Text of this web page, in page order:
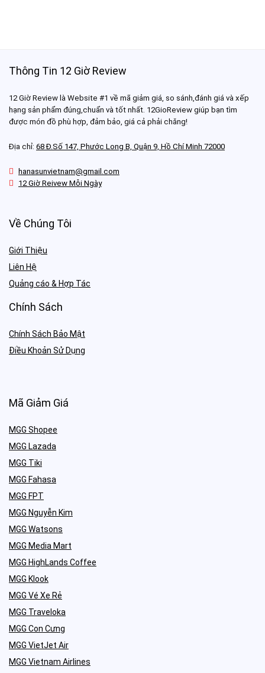
Thông Tin 12 Giờ Review
12 Giờ Review là Website #1 về mã giảm giá, so sánh,đánh giá và xếp
hạng sản phẩm đúng,chuẩn và tốt nhất. 12GioReview giúp bạn tìm
được món đồ phù hợp, đảm bảo, giá cả phải chăng!
Địa chỉ: 68 Đ.Số 147, Phước Long B, Quận 9, Hồ Chí Minh 72000
hanasunvietnam@gmail.com
12 Giờ Reivew Mỗi Ngày
Về Chúng Tôi
Giới Thiệu
Liên Hệ
Quảng cáo & Hợp Tác
Chính Sách
Chính Sách Bảo Mật
Điều Khoản Sử Dụng
Mã Giảm Giá
MGG Shopee
MGG Lazada
MGG Tiki
MGG Fahasa
MGG FPT
MGG Nguyễn Kim
MGG Watsons
MGG Media Mart
MGG HighLands Coffee
MGG Klook
MGG Vé Xe Rẻ
MGG Traveloka
MGG Con Cưng
MGG VietJet Air
MGG Vietnam Airlines